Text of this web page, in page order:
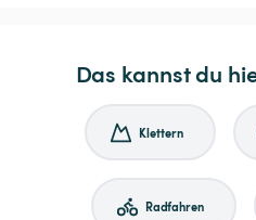
Das kannst du
Klettern
Radfahren